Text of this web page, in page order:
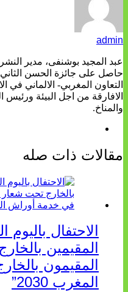
admin
عبد المجيد بوشنفى، مدير
حاصل على جائزة الحسن الثاني
التعاون المغربي- الالماني في
الافارقة من اجل البيئة ورئيس
والمناخ.
مقالات ذات صله
الاحتفال
المقيمين
المقيمون
المغرب 2030”